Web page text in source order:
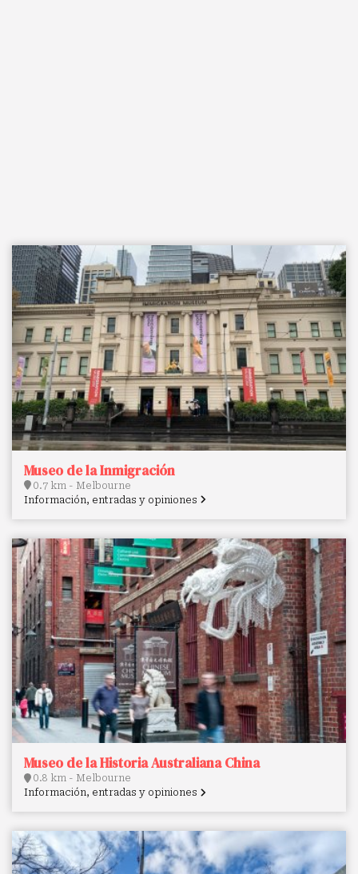
Museo de la Inmigración
0.7 km - Melbourne
Información, entradas y opiniones
Museo de la Historia Australiana China
0.8 km - Melbourne
Información, entradas y opiniones